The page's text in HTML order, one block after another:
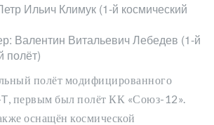
Ильич Климук (1-й космический
Валентин Витальевич Лебедев (1-й
полёт)
полёт модифицированного
первым был полёт КК «Союз-12».
оснащён космической